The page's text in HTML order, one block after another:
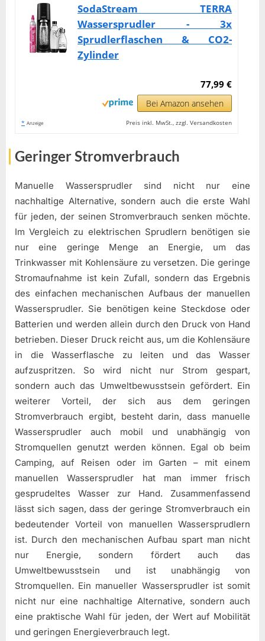
SodaStream TERRA
Wassersprudler - 3x
Sprudlerflaschen & CO2-
Zylinder
77,99 €
Bei Amazon ansehen
* Anzeige Preis inkl. MwSt., zzgl. Versandkosten
Geringer Stromverbrauch
Manuelle Wassersprudler sind nicht nur eine
nachhaltige Alternative, sondern auch die erste Wahl
für jeden, der seinen Stromverbrauch senken möchte.
Im Vergleich zu elektrischen Sprudlern benötigen sie
nur eine geringe Menge an Energie, um das
Trinkwasser mit Kohlensäure zu versetzen. Die geringe
Stromaufnahme ist kein Zufall, sondern das Ergebnis
des einfachen mechanischen Aufbaus der manuellen
Wassersprudler. Sie benötigen keine Steckdose oder
Batterien und werden allein durch den Druck von Hand
betrieben. Dieser Druck reicht aus, um die Kohlensäure
in die Wasserflasche zu leiten und das Wasser
aufzuspritzen. So wird nicht nur Strom gespart,
sondern auch das Umweltbewusstsein gefördert. Ein
weiterer Vorteil, der sich aus dem geringen
Stromverbrauch ergibt, besteht darin, dass manuelle
Wassersprudler auch mobil und unabhängig von
Stromquellen genutzt werden können. Egal ob beim
Camping, auf Reisen oder im Garten – mit einem
manuellen Wassersprudler hat man immer frisch
gesprudeltes Wasser zur Hand. Zusammenfassend
lässt sich sagen, dass der geringe Stromverbrauch ein
bedeutender Vorteil von manuellen Wassersprudlern
ist. Durch den mechanischen Aufbau spart man nicht
nur Energie, sondern fördert auch das
Umweltbewusstsein und ist unabhängig von
Stromquellen. Ein manueller Wassersprudler ist somit
nicht nur eine nachhaltige Alternative, sondern auch
eine praktische Wahl für jeden, der Wert auf Mobilität
und geringen Energieverbrauch legt.